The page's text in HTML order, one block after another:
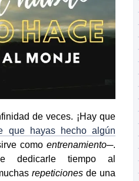
de veces. ¡Hay que
que hayas hecho algún
como entrenamiento─.
dedicarle tiempo al
repeticiones de una